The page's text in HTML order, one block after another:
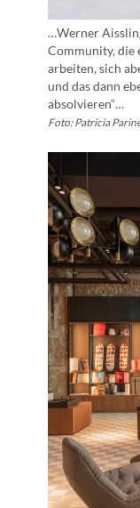
…Werner
Community, die
arbeiten, sich
und das dann
absolvieren“…
Foto: Patricia